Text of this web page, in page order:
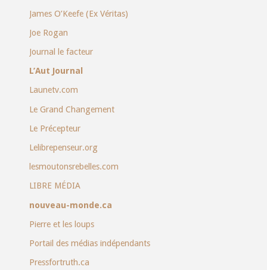
James O’Keefe (Ex Véritas)
Joe Rogan
Journal le facteur
L’Aut Journal
Launetv.com
Le Grand Changement
Le Précepteur
Lelibrepenseur.org
lesmoutonsrebelles.com
LIBRE MÉDIA
nouveau-monde.ca
Pierre et les loups
Portail des médias indépendants
Pressfortruth.ca